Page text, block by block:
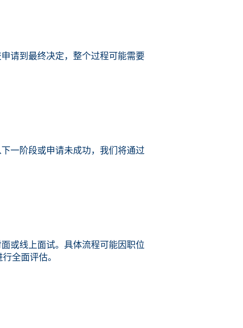
请到最终决定，整个过程可能需要
一阶段或申请未成功，我们将通过
或线上面试。具体流程可能因职位
全面评估。